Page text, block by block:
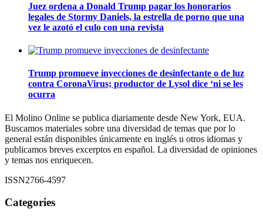
Juez ordena a Donald Trump pagar los honorarios
legales de Stormy Daniels, la estrella de porno que una
vez le azotó el culo con una revista
Trump promueve inyecciones de desinfectante o de luz
contra CoronaVirus; productor de Lysol dice ‘ni se les
ocurra
El Molino Online se publica diariamente desde New York, EUA.
Buscamos materiales sobre una diversidad de temas que por lo
general están disponibles únicamente en inglés u otros idiomas y
publicamos breves excerptos en español. La diversidad de opiniones
y temas nos enriquecen.
ISSN2766-4597
Categories